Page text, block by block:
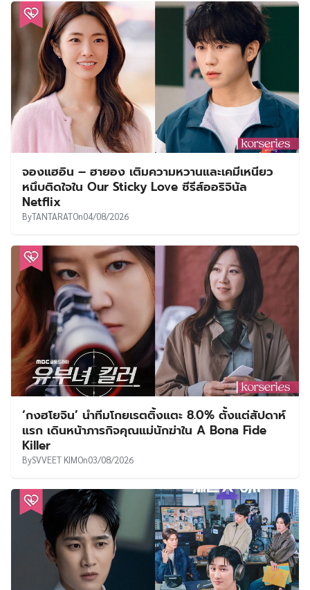
จองแฮอิน – ฮายอง เติมความหวานและเคมีเหนียว
หนึบติดใจใน Our Sticky Love ซีรีส์ออริจินัล
Netflix
ByTANTARATOn04/08/2026
‘กงฮโยจิน’ นำทีมโกยเรตติ้งแตะ 8.0% ตั้งแต่สัปดาห์
แรก เดินหน้าภารกิจคุณแม่นักฆ่าใน A Bona Fide
Killer
BySVVEET KIMOn03/08/2026